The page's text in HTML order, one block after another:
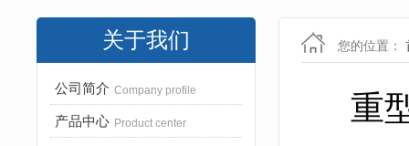
关于我们
公司简介 Company profile
产品中心 Product center
您的位置：
重